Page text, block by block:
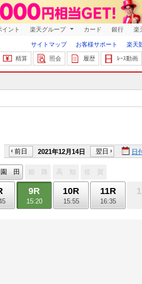
ント 楽天グループ カード 銀行 楽
サイトマップ お客様サポート
楽天
精算 照会 履歴 ﾚｰｽ動画
前日 2021年12月14日 翌日 日
園 田 姫 路 高 知
佐 賀
9R
15:20
10R
15:55
11R
16:35